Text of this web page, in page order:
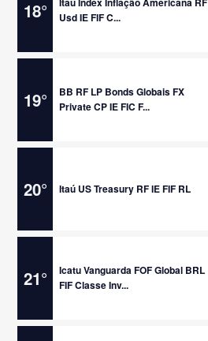
18°
Usd IE FIF C...
19°
BB RF LP Bonds Globais FX
Private CP IE FIC F...
20° Itaú US Treasury RF IE FIF RL
21°
Icatu Vanguarda FOF Global BRL
FIF Classe Inv...